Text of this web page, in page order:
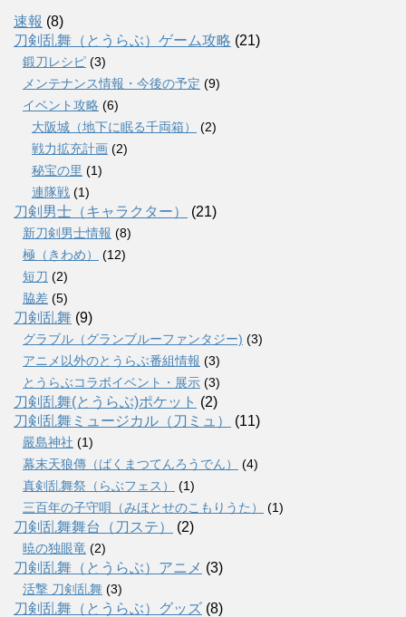
速報 (8)
刀剣乱舞（とうらぶ）ゲーム攻略 (21)
鍛刀レシピ (3)
メンテナンス情報・今後の予定 (9)
イベント攻略 (6)
大阪城（地下に眠る千両箱）
(2)
戦力拡充計画 (2)
秘宝の里 (1)
連隊戦 (1)
刀剣男士（キャラクター） (21)
新刀剣男士情報 (8)
極（きわめ）
(12)
短刀 (2)
脇差 (5)
刀剣乱舞 (9)
グラブル（グランブルーファンタジー) (3)
アニメ以外のとうらぶ番組情報 (3)
とうらぶコラボイベント・展示 (3)
刀剣乱舞(とうらぶ)ポケット (2)
刀剣乱舞ミュージカル（刀ミュ）
(11)
嚴島神社 (1)
幕末天狼傳（ばくまつてんろうでん）
(4)
真剣乱舞祭（らぶフェス）
(1)
三百年の子守唄（みほとせのこもりうた）
(1)
刀剣乱舞舞台（刀ステ） (2)
暁の独眼竜 (2)
刀剣乱舞（とうらぶ）アニメ (3)
活撃 刀剣乱舞 (3)
刀剣乱舞（とうらぶ）グッズ (8)